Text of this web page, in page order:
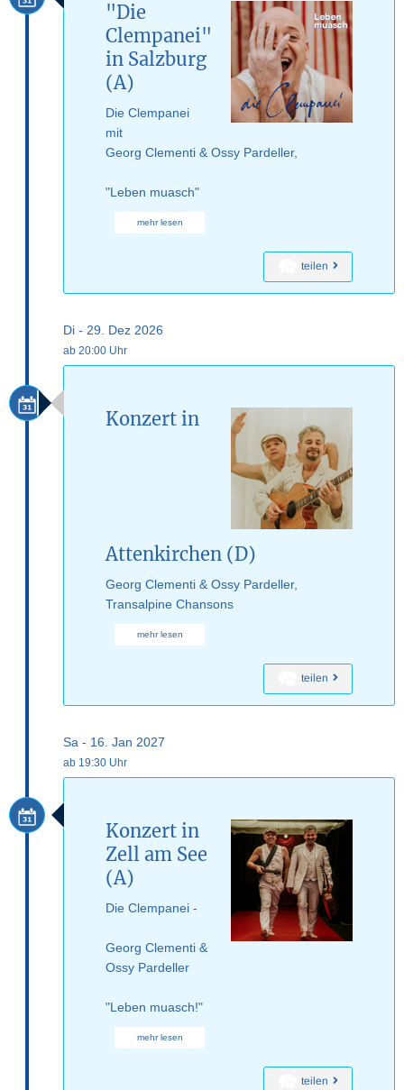
"Die
Clempanei"
in Salzburg
(A)
Die Clempanei
mit
Georg Clementi & Ossy Pardeller,
"Leben muasch"
mehr lesen
teilen
Di - 29. Dez 2026
ab 20:00 Uhr
Konzert in
Attenkirchen (D)
Georg Clementi & Ossy Pardeller,
Transalpine Chansons
mehr lesen
teilen
Sa - 16. Jan 2027
ab 19:30 Uhr
Konzert in
Zell am See
(A)
Die Clempanei -
Georg Clementi &
Ossy Pardeller
"Leben muasch!"
mehr lesen
teilen